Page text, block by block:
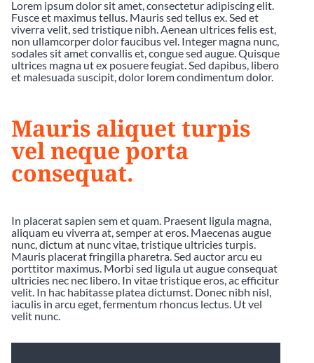
Lorem ipsum dolor sit amet, consectetur adipiscing elit.
Fusce et maximus tellus. Mauris sed tellus ex. Sed et
viverra velit, sed tristique nibh. Aenean ultrices felis est,
non ullamcorper dolor faucibus vel. Integer magna nunc,
sodales sit amet convallis et, congue sed augue. Quisque
ultrices magna ut ex posuere feugiat. Sed dapibus, libero
et malesuada suscipit, dolor lorem condimentum dolor.
Mauris aliquet turpis
vel neque porta
consequat.
In placerat sapien sem et quam. Praesent ligula magna,
aliquam eu viverra at, semper at eros. Maecenas augue
nunc, dictum at nunc vitae, tristique ultricies turpis.
Mauris placerat fringilla pharetra. Sed auctor arcu eu
porttitor maximus. Morbi sed ligula ut augue consequat
ultricies nec nec libero. In vitae tristique eros, ac efficitur
velit. In hac habitasse platea dictumst. Donec nibh nisl,
iaculis in arcu eget, fermentum rhoncus lectus. Ut vel
velit nunc.